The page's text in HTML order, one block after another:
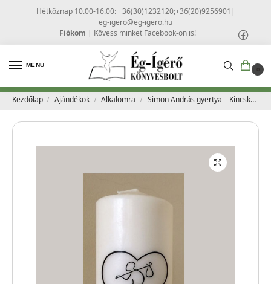
Hétköznap 10.00-16.00: +36(30)1232120;+36(20)9256901 |
eg-igero@eg-igero.hu
Fiókom | Kövess minket Facebook-on is!
MENÜ
0
Kezdőlap / Ajándékok / Alkalomra / Simon András gyertya – Kincskereső